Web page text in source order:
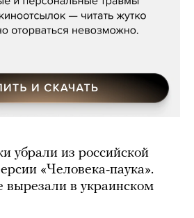
убрали из российской
«Человека-паука».
вырезали в украинском